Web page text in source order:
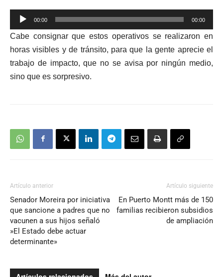
Reproductor
de
audio
00:00 00:00
Cabe consignar que estos operativos se realizaron en
horas visibles y de tránsito, para que la gente aprecie el
trabajo de impacto, que no se avisa por ningún medio,
sino que es sorpresivo.
Artículo anterior
Senador Moreira por iniciativa
que sancione a padres que no
vacunen a sus hijos señaló
»El Estado debe actuar
determinante»
Artículo siguiente
En Puerto Montt más de 150
familias recibieron subsidios
de ampliación